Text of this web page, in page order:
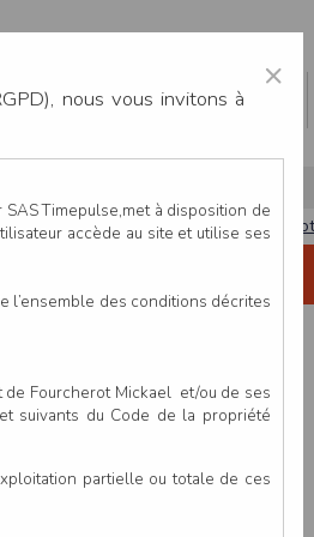
×
nous vous invitons à
Timepulse,met à disposition de
accède au site et utilise ses
l’ensemble des conditions décrites
Fourcherot Mickael et/ou de ses
suivants du Code de la propriété
partielle ou totale de ces